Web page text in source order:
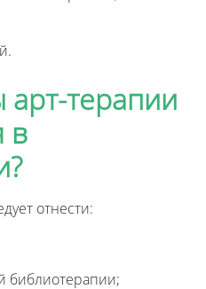
арт-терапии
в
отнести:
библиотерапии;